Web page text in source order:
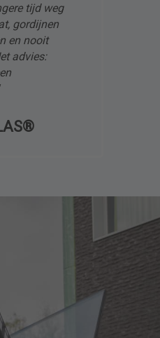
tijd weg
gordijnen
en nooit
advies: